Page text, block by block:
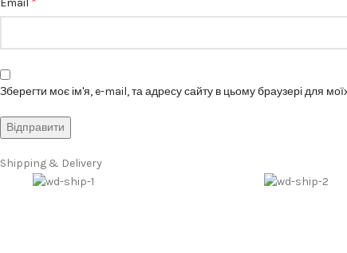
Email
Зберегти моє ім'я, e-mail, та адресу сайту в цьому браузері для
Shipping & Delivery